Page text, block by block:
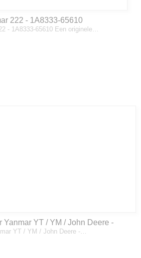
222 - 1A8333-65610
- 1A8333-65610 Een originele…
Yanmar YT / YM / John Deere -
YT / YM / John Deere -…